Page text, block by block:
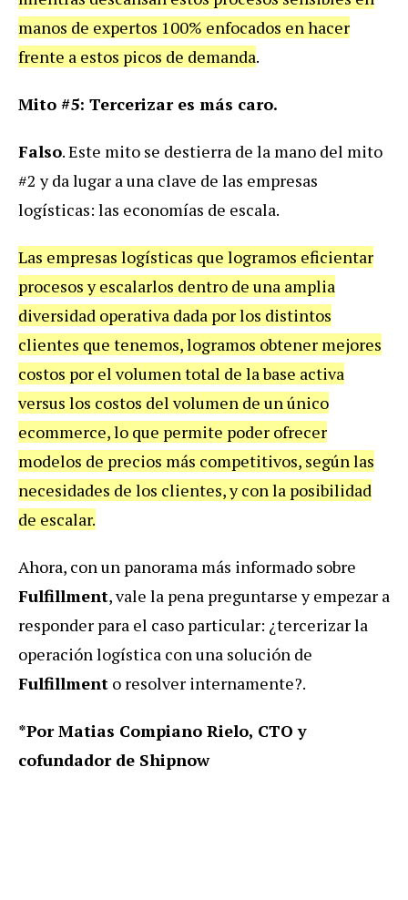
manos de expertos 100% enfocados en hacer
frente a estos picos de demanda.
Mito #5: Tercerizar es más caro.
Falso. Este mito se destierra de la mano del mito
#2 y da lugar a una clave de las empresas
logísticas: las economías de escala.
Las empresas logísticas que logramos eficientar
procesos y escalarlos dentro de una amplia
diversidad operativa dada por los distintos
clientes que tenemos, logramos obtener mejores
costos por el volumen total de la base activa
versus los costos del volumen de un único
ecommerce, lo que permite poder ofrecer
modelos de precios más competitivos, según las
necesidades de los clientes, y con la posibilidad
de escalar.
Ahora, con un panorama más informado sobre
Fulfillment, vale la pena preguntarse y empezar a
responder para el caso particular: ¿tercerizar la
operación logística con una solución de
Fulfillment o resolver internamente?.
*Por Matias Compiano Rielo, CTO y
cofundador de Shipnow